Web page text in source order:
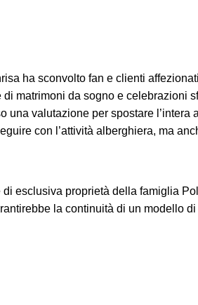
ha sconvolto fan e clienti
matrimoni da sogno e celebrazioni
una valutazione per spostare l’intera
con l’attività alberghiera, ma
di esclusiva proprietà della famiglia
la continuità di un modello